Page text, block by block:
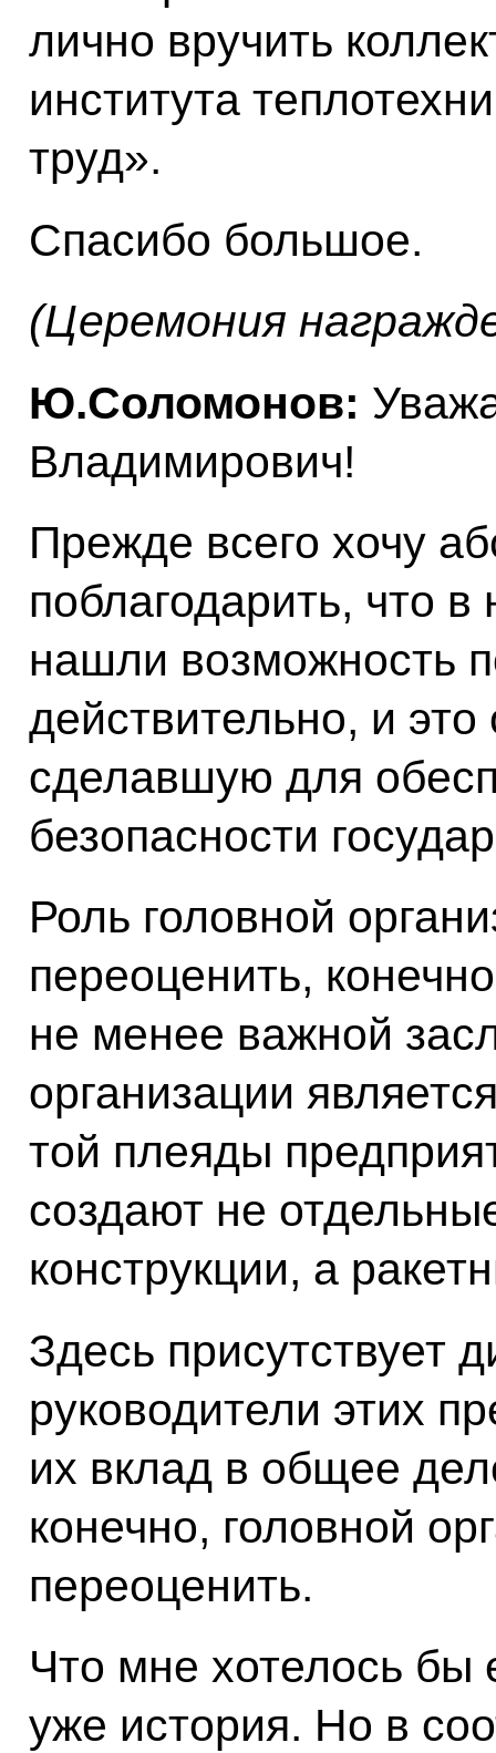
лично вручить
института
труд».
Спасибо большое.
(Церемония
Ю.Соломонов:
Владимирович!
Прежде всего хочу
поблагодарить, что
нашли возможность
действительно, и
сделавшую для
безопасности
Роль головной
переоценить,
не менее важной
организации
той плеяды
создают не
конструкции, а
Здесь присутствует
руководители этих
их вклад в общее
конечно, головной
переоценить.
Что мне хотелось бы
уже история. Но в